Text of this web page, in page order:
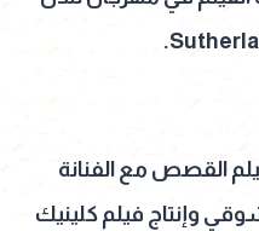
القصص مع الفنانة
وإنتاج فيلم كلينيك